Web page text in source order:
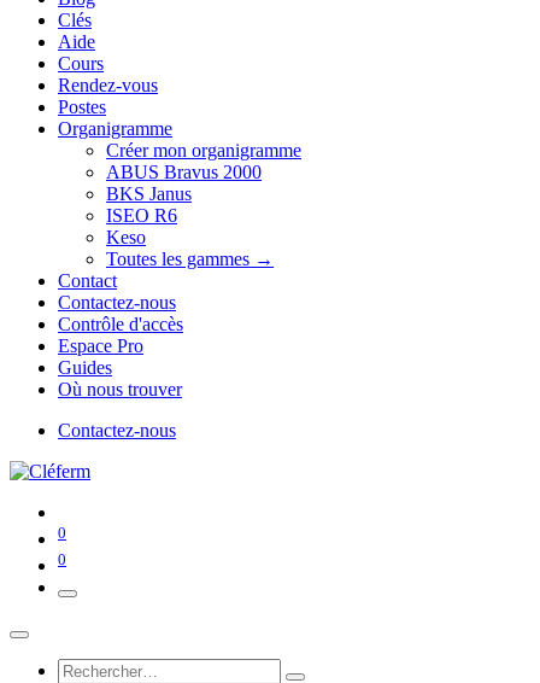
Clés
Aide
Cours
Rendez-vous
Postes
Organigramme
Créer mon organigramme
ABUS Bravus 2000
BKS Janus
ISEO R6
Keso
Toutes les gammes →
Contact
Contactez-nous
Contrôle d'accès
Espace Pro
Guides
Où nous trouver
Contactez-nous
0
0